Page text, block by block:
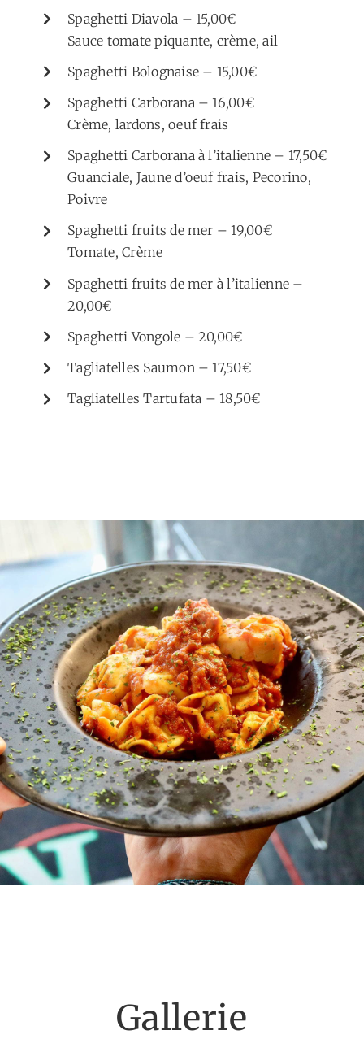
Spaghetti Diavola – 15,00€
Sauce tomate piquante, crème, ail
Spaghetti Bolognaise – 15,00€
Spaghetti Carborana – 16,00€
Crème, lardons, oeuf frais
Spaghetti Carborana à l’italienne – 17,50€
Guanciale, Jaune d’oeuf frais, Pecorino,
Poivre
Spaghetti fruits de mer – 19,00€
Tomate, Crème
Spaghetti fruits de mer à l’italienne –
20,00€
Spaghetti Vongole – 20,00€
Tagliatelles Saumon – 17,50€
Tagliatelles Tartufata – 18,50€
Gallerie